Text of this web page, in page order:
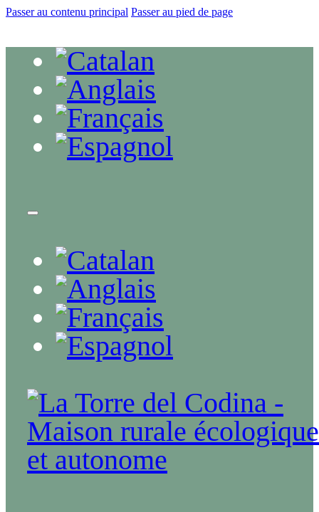
Passer au contenu principal Passer au pied de page